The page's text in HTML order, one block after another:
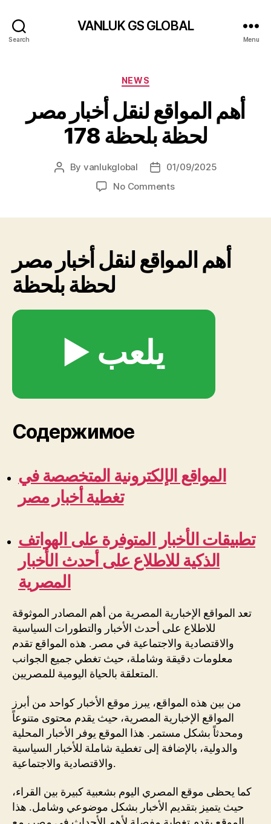
Search
VANLUK GS GLOBAL
Menu
Categories
NEWS
أهم المواقع لنقل أخبار مصر
لحظة بلحظة 178
Post
By vanlukglobal
Post01/09/2025
No Commentson
مصر
لحظة
أهم المواقع لنقل أخبار مصر
لحظة بلحظة
▶️ يلعب
Содержимое
المواقع الإلكترونية المتخصصة في
تغطية أخبار مصر
تطبيقات الأخبار المتوفرة على الهواتف
الذكية للاطلاع على أحدث الأخبار
المصرية
تعد المواقع الإخبارية المصرية من أهم المصادر الموثوقة
للاطلاع على أحدث الأخبار والتطورات السياسية
والاقتصادية والاجتماعية في مصر. هذه المواقع تقدم
معلومات دقيقة وشاملة، حيث تغطي جميع الجوانب
المتعلقة بالحياة اليومية للمصريين.
من بين هذه المواقع، يبرز موقع الأخبار كواحد من أبرز
المواقع الإخبارية المصرية، حيث يقدم محتوى متنوعاً
ومحدثاً بشكل مستمر. هذا الموقع يوفر الأخبار المحلية
والدولية، بالإضافة إلى تغطية شاملة للأخبار السياسية
والاقتصادية والاجتماعية.
كما يحظى موقع المصري اليوم بشعبية كبيرة بين القراء،
حيث يتميز بتقديم الأخبار بشكل موضوعي وشامل. هذا